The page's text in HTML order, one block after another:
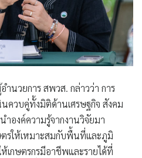
นวยการ สพวส. กล่าวว่า การ
วบคู่ทั้งมิติด้านเศรษฐกิจ สังคม
องค์ความรู้จากงานวิจัยมา
ตรให้เหมาะสมกับพื้นที่และภูมิ
เกษตรกรมีอาชีพและรายได้ที่